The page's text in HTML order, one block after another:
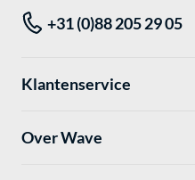
+31 (0)88 205 29 05
Klantenservice
Over Wave